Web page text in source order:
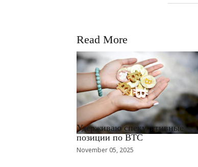
Read More
RRCNEWS_RU
Удерживаю спекулятивные
позиции по BTC
November 05, 2025